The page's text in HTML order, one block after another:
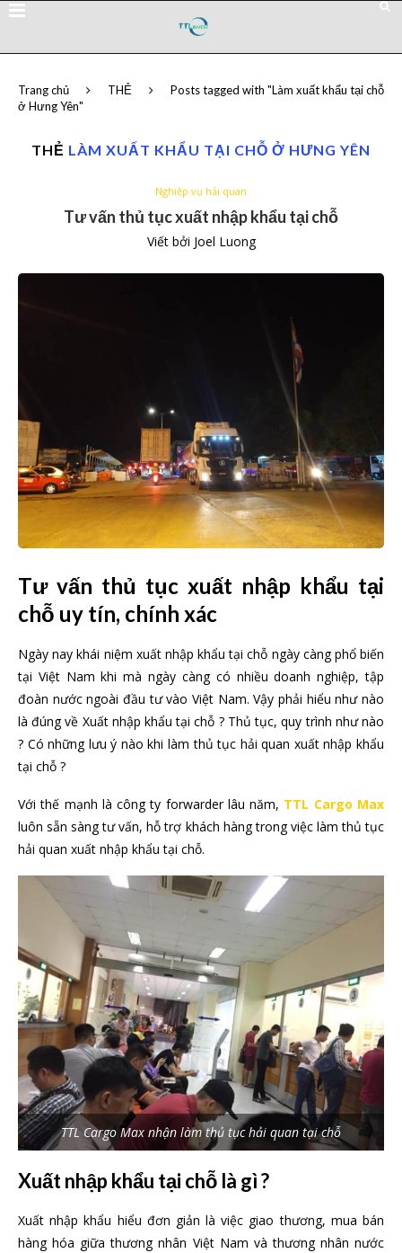
Trang chủ THẺ
Posts tagged with "Làm xuất khẩu tại chỗ
ở Hưng Yên"
THẺ LÀM XUẤT KHẨU TẠI CHỖ Ở HƯNG YÊN
Nghiệp vụ hải quan
Tư vấn thủ tục xuất nhập khẩu tại chỗ
Viết bởi Joel Luong
Tư vấn thủ tục xuất nhập khẩu tại
chỗ uy tín, chính xác
Ngày nay khái niệm xuất nhập khẩu tại chỗ ngày càng phổ biến
tại Việt Nam khi mà ngày càng có nhiều doanh nghiệp, tập
đoàn nước ngoài đầu tư vào Việt Nam. Vậy phải hiểu như nào
là đúng về Xuất nhập khẩu tại chỗ ? Thủ tục, quy trình như nào
? Có những lưu ý nào khi làm thủ tục hải quan xuất nhập khẩu
tại chỗ ?
Với thế mạnh là công ty forwarder lâu năm, TTL Cargo Max
luôn sẵn sàng tư vấn, hỗ trợ khách hàng trong việc làm thủ tục
hải quan xuất nhập khẩu tại chỗ.
TTL Cargo Max nhận làm thủ tục hải quan tại chỗ
Xuất nhập khẩu tại chỗ là gì ?
Xuất nhập khẩu hiểu đơn giản là việc giao thương, mua bán
hàng hóa giữa thương nhân Việt Nam và thương nhân nước